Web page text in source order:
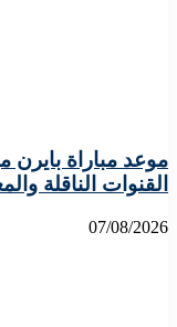
موعد مباراة بايرن
القنوات الناقلة
07/08/2026